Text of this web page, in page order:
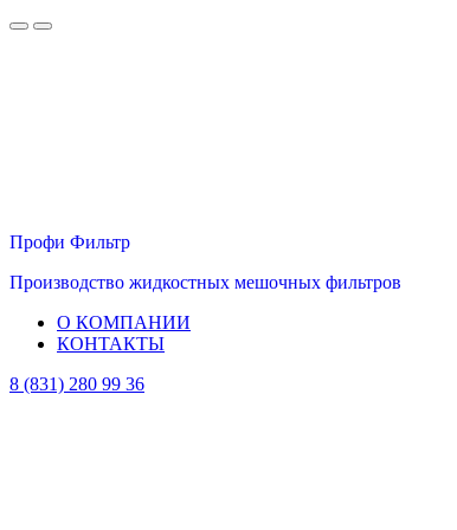
Профи Фильтр
Производство жидкостных мешочных фильтров
О КОМПАНИИ
КОНТАКТЫ
8 (831) 280 99 36